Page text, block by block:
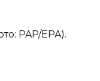
PAP/EPA).